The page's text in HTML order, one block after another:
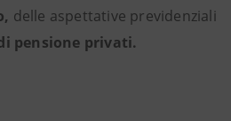
delle aspettative previdenziali
pensione privati.